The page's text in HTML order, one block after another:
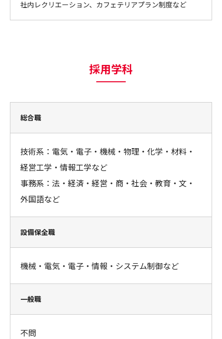
社内レクリエーション、カフェテリアプラン制度など
採用学科
総合職
技術系：電気・電子・機械・物理・化学・材料・
経営工学・情報工学など
事務系：法・経済・経営・商・社会・教育・文・
外国語など
設備保全職
機械・電気・電子・情報・システム制御など
一般職
不問